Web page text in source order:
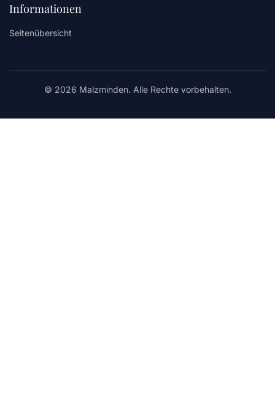
Informationen
Seitenübersicht
© 2026 Malzminden. Alle Rechte vorbehalten.